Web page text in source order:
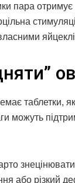
пара
таблетки,
можуть
або різкий